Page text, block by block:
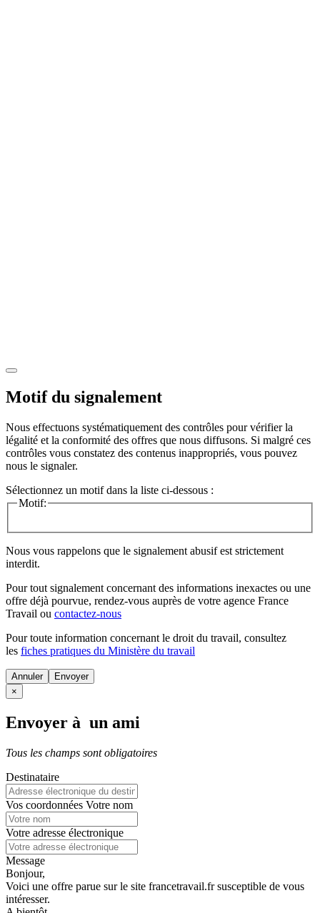
Motif du signalement
Nous effectuons systématiquement des contrôles pour vérifier la
légalité et la conformité des offres que nous diffusons. Si malgré ces
contrôles vous constatez des contenus inappropriés, vous pouvez
nous le signaler.
Sélectionnez un motif dans la liste ci-dessous :
Motif:
Nous vous rappelons que le signalement abusif est strictement
interdit.
Pour tout signalement concernant des informations inexactes ou une
offre déjà pourvue, rendez-vous auprès de votre agence France
Travail ou contactez-nous
Pour toute information concernant le droit du travail, consultez
les fiches pratiques du Ministère du travail
Annuler
×
Envoyer à un ami
Tous les champs sont obligatoires
Destinataire
Vos coordonnées Votre nom
Votre adresse électronique
Message
Bonjour,
Voici une offre parue sur le site francetravail.fr susceptible de vous
intéresser.